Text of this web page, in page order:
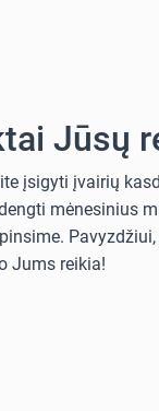
Jūsų
įvairių
mėnesinius
Jums reikia!